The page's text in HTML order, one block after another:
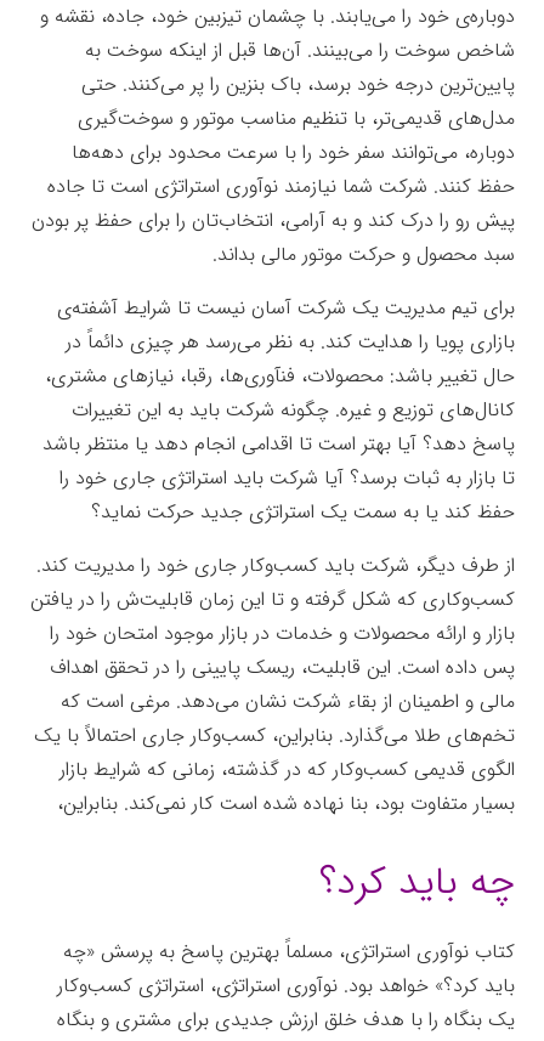
دوباره‌ی خود را می‌یابند. با چشمان تیزبین خود، جاده، نقشه و
شاخص سوخت را می‌بینند. آن‌ها قبل از اینکه سوخت به
پایین‌ترین درجه خود برسد، باک بنزین را پر می‌کنند. حتى
مدل‌های قدیمی‌تر، با تنظیم مناسب موتور و سوخت‌گیرى
دوباره، می‌توانند سفر خود را با سرعت محدود براى دهه‌ها
حفظ کنند. شرکت شما نیازمند نوآورى استراتژى است تا جاده
پیش رو را درک کند و به آرامى، انتخاب‌تان را براى حفظ پر بودن
سبد محصول و حرکت موتور مالى بداند.
براى تیم مدیریت یک شرکت آسان نیست تا شرایط آشفته‌ی
بازارى پویا را هدایت کند. به نظر می‌رسد هر چیزى دائماً در
حال تغییر باشد: محصولات، فنآوری‌ها، رقبا، نیازهاى مشترى،
کانال‌هاى توزیع و غیره. چگونه شرکت باید به این تغییرات
پاسخ دهد؟ آیا بهتر است تا اقدامى انجام دهد یا منتظر باشد
تا بازار به ثبات برسد؟ آیا شرکت باید استراتژى جارى خود را
حفظ کند یا به سمت یک استراتژى جدید حرکت نماید؟
از طرف دیگر، شرکت باید کسب‌وکار جارى خود را مدیریت کند.
کسب‌وکارى که شکل گرفته و تا این زمان قابلیت‌ش را در یافتن
بازار و ارائه محصولات و خدمات در بازار موجود امتحان خود را
پس داده است. این قابلیت، ریسک پایینی را در تحقق اهداف
مالى و اطمینان از بقاء شرکت نشان می‌دهد. مرغى است که
تخم‌هاى طلا می‌گذارد. بنابراین، کسب‌وکار جارى احتمالاً با یک
الگوى قدیمى کسب‌وکار که در گذشته، زمانى که شرایط بازار
بسیار متفاوت بود، بنا نهاده شده است کار نمی‌کند. بنابراین،
چه باید کرد؟
کتاب نوآورى استراتژى، مسلماً بهترین پاسخ به پرسش «چه
باید کرد؟» خواهد بود. نوآوری استراتژی، استراتژى کسب‌وکار
یک بنگاه را با هدف خلق ارزش جدیدى براى مشترى و بنگاه